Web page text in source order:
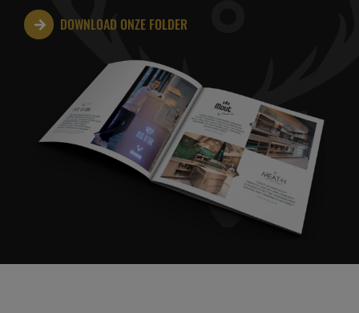
DOWNLOAD ONZE FOLDER